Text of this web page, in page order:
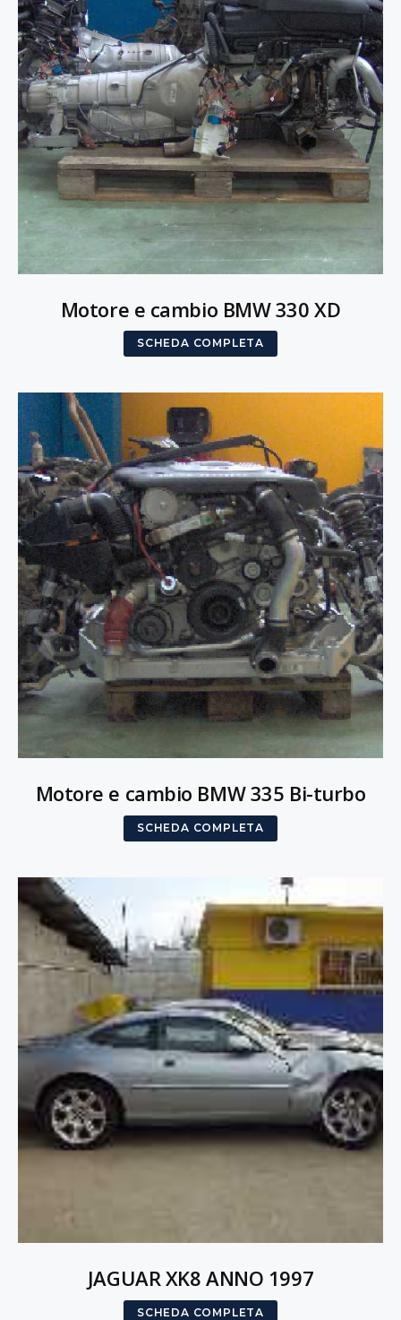
Motore e cambio BMW 330 XD
SCHEDA COMPLETA
Motore e cambio BMW 335 Bi-turbo
SCHEDA COMPLETA
JAGUAR XK8 ANNO 1997
SCHEDA COMPLETA